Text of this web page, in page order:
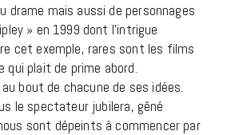
drame mais aussi de personnages
» en 1999 dont l’intrigue
cet exemple, rares sont les films
plait de prime abord.
bout de chacune de ses idées.
le spectateur jubilera, gêné
sont dépeints à commencer par